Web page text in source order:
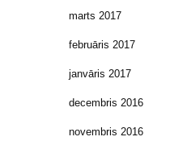
marts 2017
februāris 2017
janvāris 2017
decembris 2016
novembris 2016